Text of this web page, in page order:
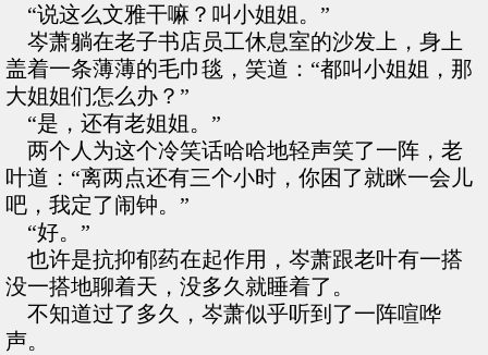
“说这么文雅干嘛？叫小姐姐。”
岑萧躺在老子书店员工休息室的沙发上，身上
盖着一条薄薄的毛巾毯，笑道：“都叫小姐姐，那
大姐姐们怎么办？”
“是，还有老姐姐。”
两个人为这个冷笑话哈哈地轻声笑了一阵，老
叶道：“离两点还有三个小时，你困了就眯一会儿
吧，我定了闹钟。”
“好。”
也许是抗抑郁药在起作用，岑萧跟老叶有一搭
没一搭地聊着天，没多久就睡着了。
不知道过了多久，岑萧似乎听到了一阵喧哗
声。